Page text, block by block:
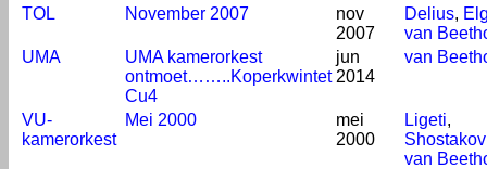
TOL November 2007
nov
2007
Delius,
van
UMA
UMA kamerorkest
ontmoet……..Koperkwintet
Cu4
jun
2014
van
VU-
kamerorkest
Mei 2000
mei
2000
Ligeti,
van